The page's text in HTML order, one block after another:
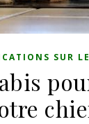
SUR